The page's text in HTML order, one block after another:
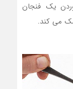
یک فنجان
می کند.